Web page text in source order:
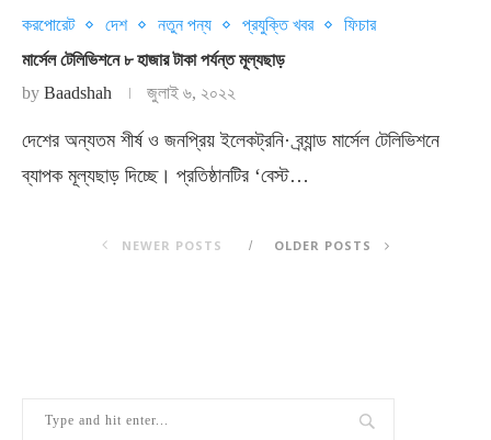
করপোরেট দেশ নতুন পন্য প্রযুক্তি খবর
ফিচার
মার্সেল টেলিভিশনে ৮ হাজার টাকা পর্যন্ত মূল্যছাড়
by Baadshah জুলাই ৬, ২০২২
দেশের অন্যতম শীর্ষ ও জনপ্রিয় ইলেকট্রনি· ব্র্যান্ড মার্সেল টেলিভিশনে
ব্যাপক মূল্যছাড় দিচ্ছে। প্রতিষ্ঠানটির ‘বেস্ট…
NEWER POSTS OLDER POSTS